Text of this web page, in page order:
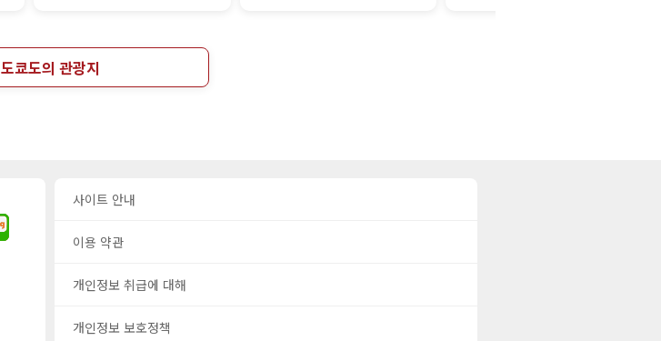
도쿄도의 관광지
사이트 안내
이용 약관
개인정보 취급에 대해
개인정보 보호정책